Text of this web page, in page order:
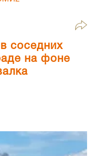
соседних
на фоне